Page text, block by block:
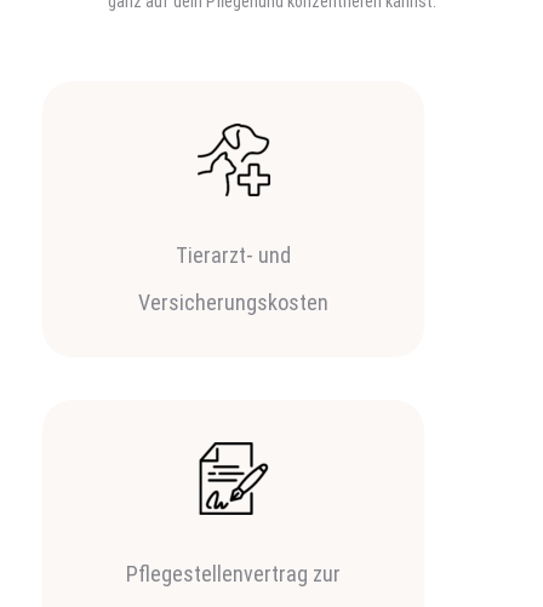
Tierarzt- und
Versicherungskosten
Pflegestellenvertrag zur